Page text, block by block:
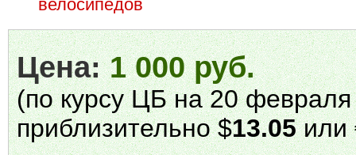
велосипедов
Цена:1 000 руб.
(по курсу ЦБ на 20 февраля
приблизительно $13.05или